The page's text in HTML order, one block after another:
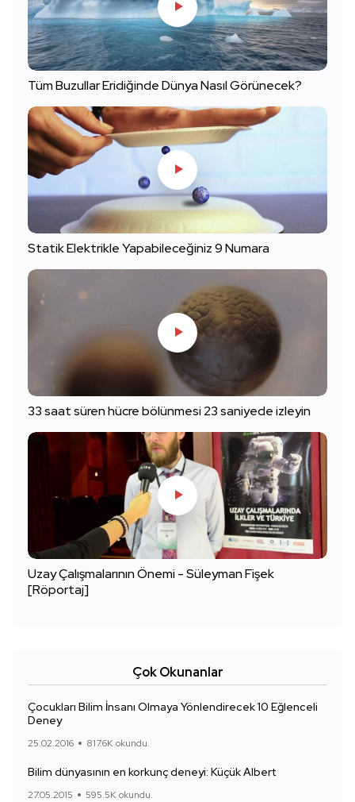
Tüm Buzullar Eridiğinde Dünya Nasıl Görünecek?
Statik Elektrikle Yapabileceğiniz 9 Numara
33 saat süren hücre bölünmesi 23 saniyede izleyin
Uzay Çalışmalarının Önemi - Süleyman Fişek
[Röportaj]
Çok Okunanlar
Çocukları Bilim İnsanı Olmaya Yönlendirecek 10 Eğlenceli
Deney
25.02.2016 817.6K okundu.
Bilim dünyasının en korkunç deneyi: Küçük Albert
27.05.2015 595.5K okundu.